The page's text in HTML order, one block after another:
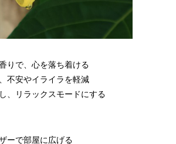
りで、心を落ち着ける
不安やイライラを軽減
、リラックスモードにする
ーで部屋に広げる